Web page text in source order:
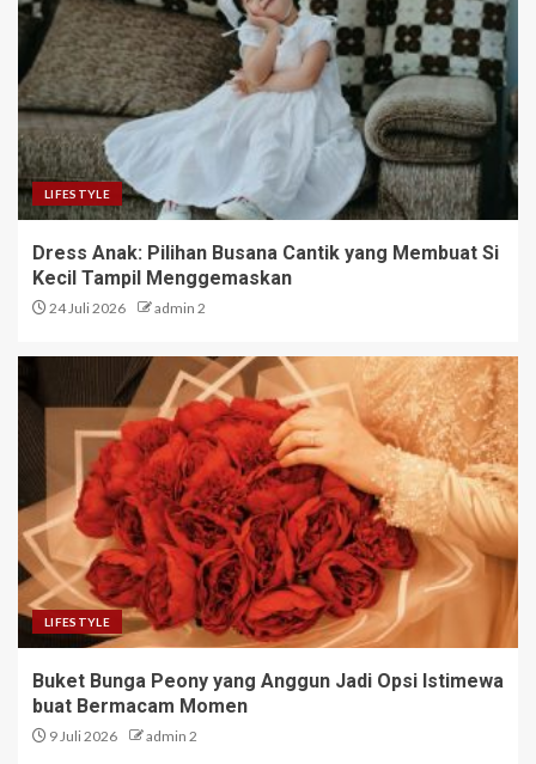
LIFESTYLE
Dress Anak: Pilihan Busana Cantik yang Membuat Si
Kecil Tampil Menggemaskan
24 Juli 2026 admin 2
LIFESTYLE
Buket Bunga Peony yang Anggun Jadi Opsi Istimewa
buat Bermacam Momen
9 Juli 2026 admin 2